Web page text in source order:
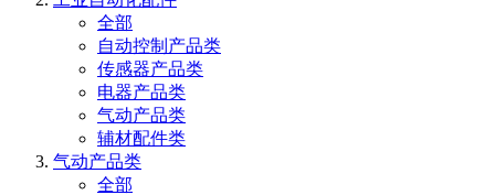
全部
自动控制产品类
传感器产品类
电器产品类
气动产品类
辅材配件类
气动产品类
全部